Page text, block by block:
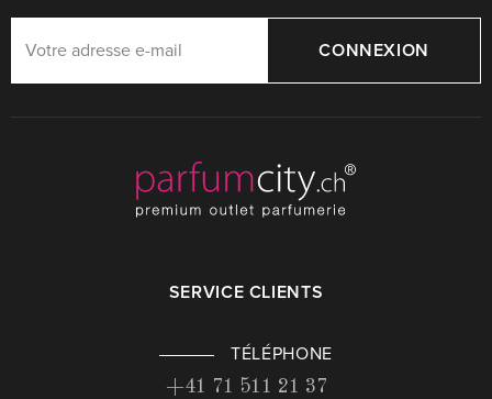
CONNEXION
SERVICE CLIENTS
TÉLÉPHONE
+41 71 511 21 37